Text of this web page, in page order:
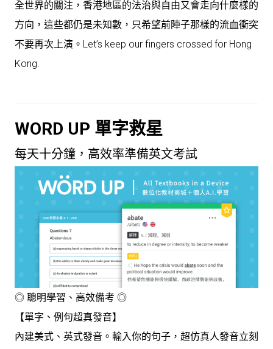
全世界的關注，香港地區的法治與自由又會走向什麼樣的
方向，這些都仍是未知數，只希望前陣子那樣的流血衝突
不要再次上演。Let’s keep our fingers crossed for Hong
Kong.
WORD UP 單字救星
每天十分鐘，高效率準備英文考試
◎ 聰明學習、高效備考 ◎
【單字、例句超真發音】
內建美式、英式發音。輸入你的句子，超仿真人發音立刻